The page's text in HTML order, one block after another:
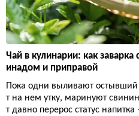
Чай в кулинарии: как заварка
инадом и приправой
Пока одни выливают остывший
т на нем утку, маринуют
т давно перерос статус